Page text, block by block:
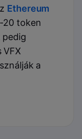
Ethereum
20 token
pedig
VFX
a